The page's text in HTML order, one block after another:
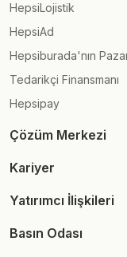
HepsiLojistik
HepsiAd
Hepsiburada'nın
Tedarikçi Finansmanı
Hepsipay
Çözüm Merkezi
Kariyer
Yatırımcı İlişkileri
Basın Odası